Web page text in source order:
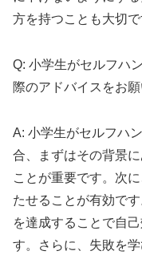
方を持つことも大切で
Q: 小学生がセルフハ
際のアドバイスをお
A: 小学生がセルフハ
合、まずはその背景
ことが重要です。次
たせることが有効で
を達成することで自
す。さらに、失敗を